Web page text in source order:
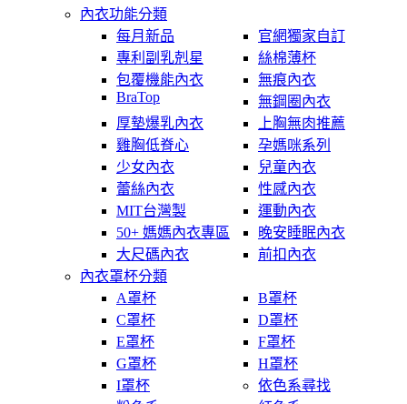
內衣功能分類
每月新品
官網獨家自訂
專利副乳剋星
絲棉薄杯
包覆機能內衣
無痕內衣
BraTop
無鋼圈內衣
厚墊爆乳內衣
上胸無肉推薦
雞胸低脊心
孕媽咪系列
少女內衣
兒童內衣
蕾絲內衣
性感內衣
MIT台灣製
運動內衣
50+ 媽媽內衣專區
晚安睡眠內衣
大尺碼內衣
前扣內衣
內衣罩杯分類
A罩杯
B罩杯
C罩杯
D罩杯
E罩杯
F罩杯
G罩杯
H罩杯
I罩杯
依色系尋找